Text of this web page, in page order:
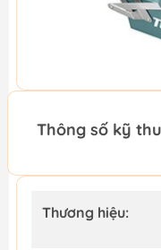
Thông số kỹ
Thương hiệu: